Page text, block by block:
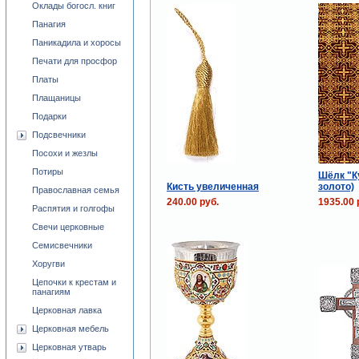
Кисть увеличенная
Шёлк
золото)
240.00 руб.
1935.00
Оклады богосл. книг
Панагия
Паникадила и хоросы
Печати для просфор
Платы
Плащаницы
Подарки
Подсвечники
Посохи и жезлы
Потиры
Православная семья
Распятия и голгофы
Свечи церковные
Семисвечники
Хоругви
Цепочки к крестам и
панагиям
Церковная лавка
Церковная мебель
Церковная утварь